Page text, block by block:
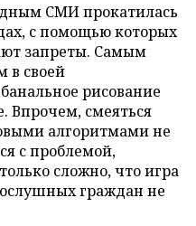
СМИ прокатилась
с помощью которых
запреты. Самым
в своей
рисование
Впрочем, смеяться
алгоритмами не
с проблемой,
сложно, что игра
граждан не